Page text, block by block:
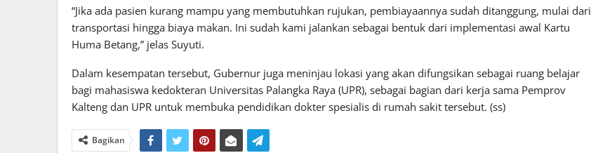
“Jika ada pasien kurang mampu yang membutuhkan rujukan, pembiayaannya sudah ditanggung, mulai dari
transportasi hingga biaya makan. Ini sudah kami jalankan sebagai bentuk dari implementasi awal Kartu
Huma Betang,” jelas Suyuti.
Dalam kesempatan tersebut, Gubernur juga meninjau lokasi yang akan difungsikan sebagai ruang belajar
bagi mahasiswa kedokteran Universitas Palangka Raya (UPR), sebagai bagian dari kerja sama Pemprov
Kalteng dan UPR untuk membuka pendidikan dokter spesialis di rumah sakit tersebut. (ss)
Bagikan